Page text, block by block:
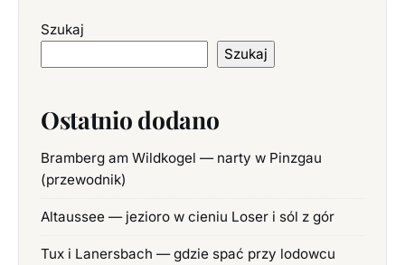
Szukaj
Szukaj
Ostatnio dodano
Bramberg am Wildkogel — narty w Pinzgau
(przewodnik)
Altaussee — jezioro w cieniu Loser i sól z gór
Tux i Lanersbach — gdzie spać przy lodowcu